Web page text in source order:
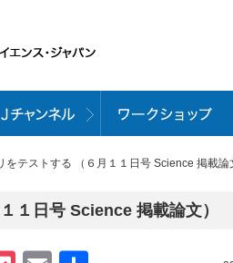
テストする （６月１１日号 Science 掲載論
１日号 Science 掲載論文）